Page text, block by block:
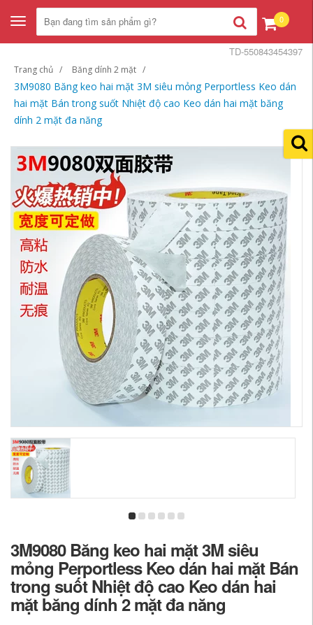
Toggle
navigation
0
Trang chủ Băng dính 2 mặt
3M9080 Băng keo hai mặt 3M siêu mỏng Perportless Keo dán
hai mặt Bán trong suốt Nhiệt độ cao Keo dán hai mặt băng
dính 2 mặt đa năng
TD-550843454397
3M9080 Băng keo hai mặt 3M siêu
mỏng Perportless Keo dán hai mặt Bán
trong suốt Nhiệt độ cao Keo dán hai
mặt băng dính 2 mặt đa năng